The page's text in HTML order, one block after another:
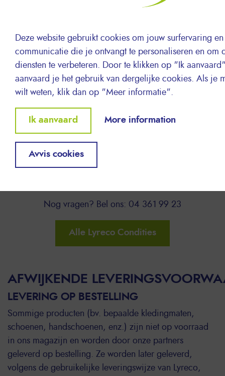
Deze website gebruikt cookies om jouw surfervaring
communicatie die je ontvangt te personaliseren en om
diensten te verbeteren. Door te klikken op "Ik
aanvaard je het gebruik van dergelijke cookies. Als je
wilt weten, klik dan op "Meer informatie".
Ik aanvaard
Withdraw
More information
Avvis cookies
BELANGRIJK!
✔ Cartridges worden enkel teruggenomen wanneer ze
verzameld zijn in een Cartridge Recycle box
✔ Alle op te halen Cartridge Recycle Boxen dienen
verzameld te worden op 1 locatie (bv. receptie of
magazijn).
✔Op het ogenblik van terugname kunnen er geen
verplichte registratie van afvalophaling. Hiervoor dien
je een nieuwe aanvraag in te dienen.
Nog vragen? Bel ons: 04 361 99 23
Alle Lyreco Condities
AFWIJKENDE
LEVERING OP BESTELLING
Sommige producten (bv. bepaalde kledingmaten,
schoenen, handschoenen, enz.) zijn niet op voorraad
in ons magazijn en worden door onze partners
geleverd op bestelling. Ze worden later geleverd,
volgens de gebruikelijke leveringswijze van Lyreco,